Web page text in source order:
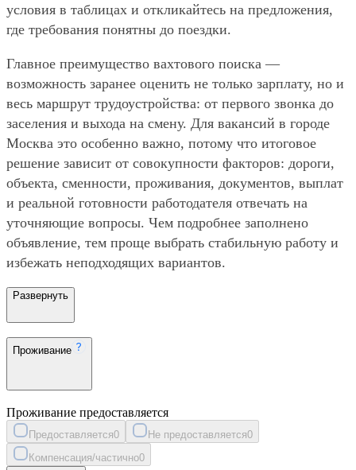
условия в таблицах и откликайтесь на предложения,
где требования понятны до поездки.
Главное преимущество вахтового поиска —
возможность заранее оценить не только зарплату, но и
весь маршрут трудоустройства: от первого звонка до
заселения и выхода на смену. Для вакансий в городе
Москва это особенно важно, потому что итоговое
решение зависит от совокупности факторов: дороги,
объекта, сменности, проживания, документов, выплат
и реальной готовности работодателя отвечать на
уточняющие вопросы. Чем подробнее заполнено
объявление, тем проще выбрать стабильную работу и
избежать неподходящих вариантов.
Развернуть
Проживание
Проживание предоставляется
Предоставляется0 Не предоставляется0
Компенсация/частично0